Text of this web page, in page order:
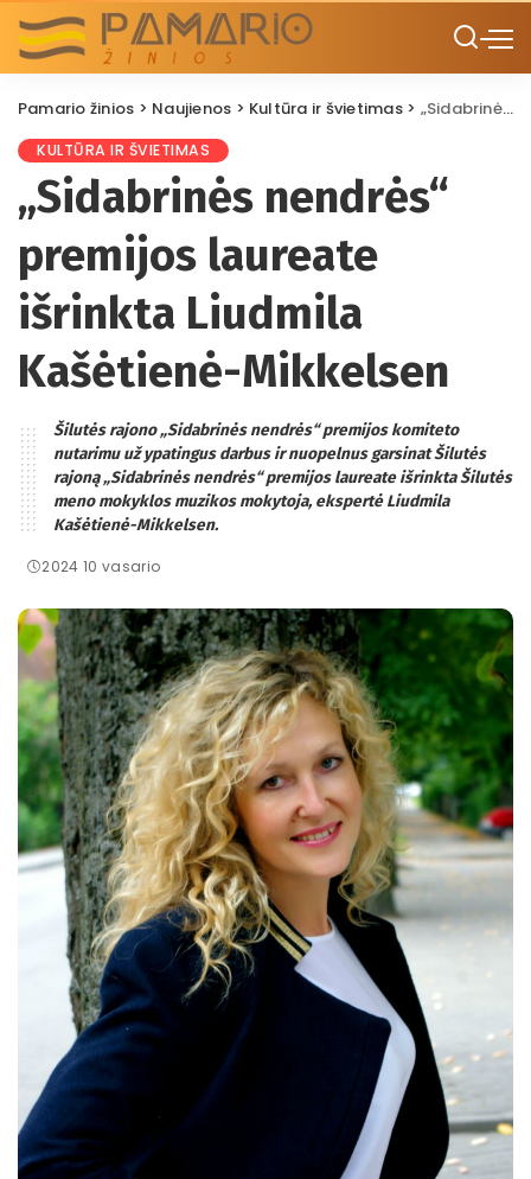
Pamario žinios > Naujienos > Kultūra ir švietimas> „Sidabrinės nendrės“ premijos laureate išrinkta Liudmila Kašėtienė-Mikkelsen
KULTŪRA IR ŠVIETIMAS
„Sidabrinės nendrės“
premijos laureate
išrinkta Liudmila
Kašėtienė-Mikkelsen
Šilutės rajono „Sidabrinės nendrės“ premijos komiteto
nutarimu už ypatingus darbus ir nuopelnus garsinat Šilutės
rajoną „Sidabrinės nendrės“ premijos laureate išrinkta Šilutės
meno mokyklos muzikos mokytoja, ekspertė Liudmila
Kašėtienė-Mikkelsen.
2024 10 vasario